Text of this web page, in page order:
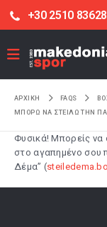
+30 2510
ΑΡΧΙΚΉ FAQS
ΜΠΟΡΏ ΝΑ ΣΤΕΊΛΩ ΤΗΝ
Φυσικά! Μπορείς να
στο αγαπημένο σου
Δέμα” (